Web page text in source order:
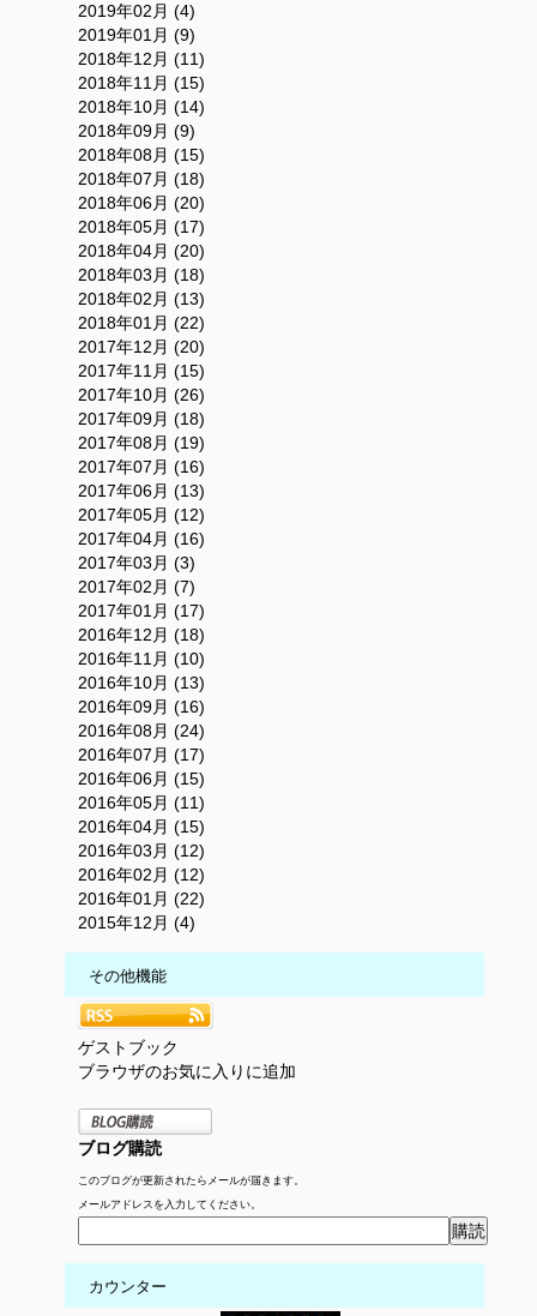
2019年02月 (4)
2019年01月 (9)
2018年12月 (11)
2018年11月 (15)
2018年10月 (14)
2018年09月 (9)
2018年08月 (15)
2018年07月 (18)
2018年06月 (20)
2018年05月 (17)
2018年04月 (20)
2018年03月 (18)
2018年02月 (13)
2018年01月 (22)
2017年12月 (20)
2017年11月 (15)
2017年10月 (26)
2017年09月 (18)
2017年08月 (19)
2017年07月 (16)
2017年06月 (13)
2017年05月 (12)
2017年04月 (16)
2017年03月 (3)
2017年02月 (7)
2017年01月 (17)
2016年12月 (18)
2016年11月 (10)
2016年10月 (13)
2016年09月 (16)
2016年08月 (24)
2016年07月 (17)
2016年06月 (15)
2016年05月 (11)
2016年04月 (15)
2016年03月 (12)
2016年02月 (12)
2016年01月 (22)
2015年12月 (4)
その他機能
ゲストブック
ブラウザのお気に入りに追加
ブログ購読
このブログが更新されたらメールが届きます。
メールアドレスを入力してください。
カウンター